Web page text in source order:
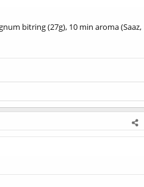
bitring (27g), 10 min aroma (Saaz,